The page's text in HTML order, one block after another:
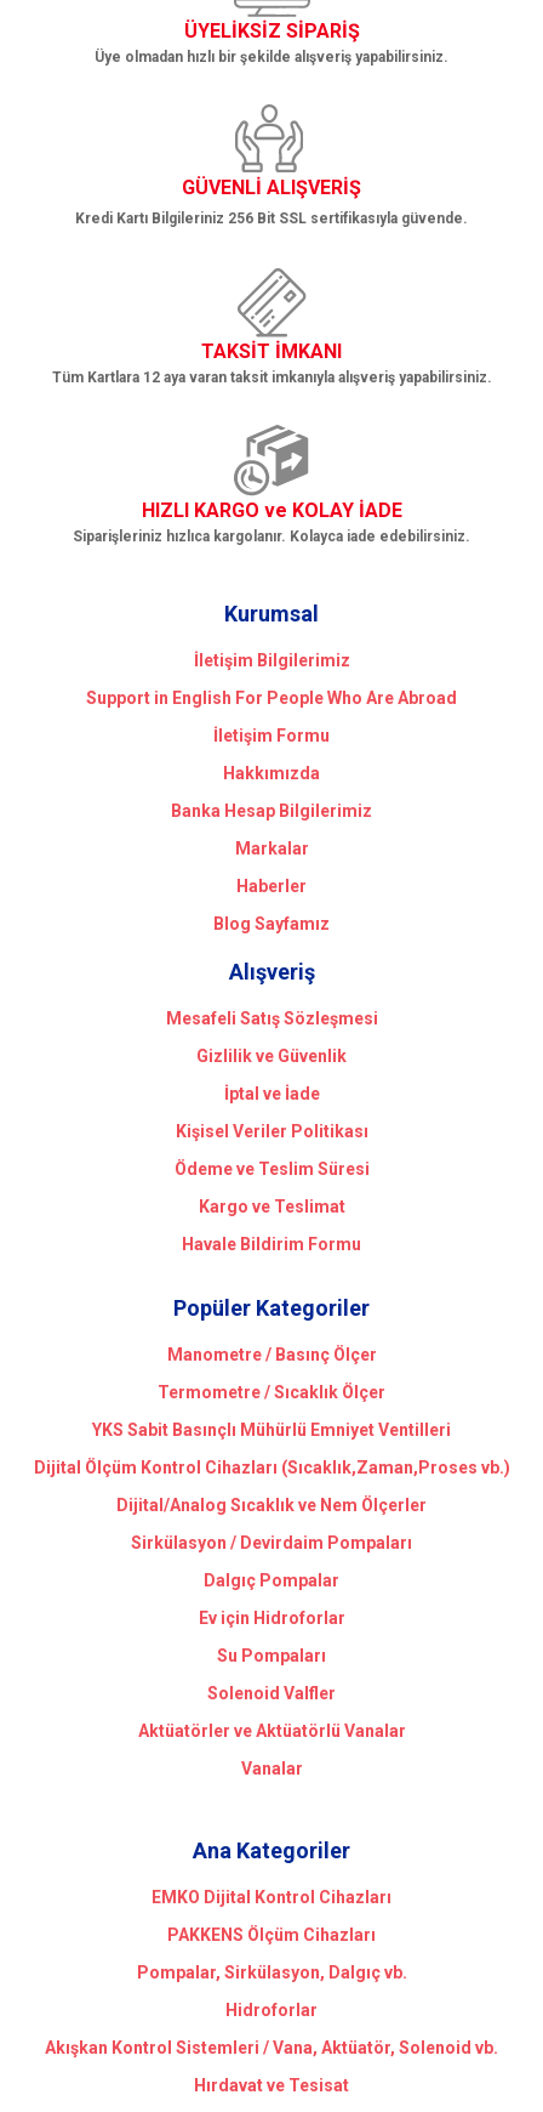
Gönder
ÜYELİKSİZ SİPARİŞ
Üye olmadan hızlı bir şekilde alışveriş yapabilirsiniz.
GÜVENLİ ALIŞVERİŞ
Kredi Kartı Bilgileriniz 256 Bit SSL sertifikasıyla güvende.
TAKSİT İMKANI
Tüm Kartlara 12 aya varan taksit imkanıyla alışveriş yapabilirsiniz.
HIZLI KARGO ve KOLAY İADE
Siparişleriniz hızlıca kargolanır. Kolayca iade edebilirsiniz.
Kurumsal
İletişim Bilgilerimiz
Support in English For People Who Are Abroad
İletişim Formu
Hakkımızda
Banka Hesap Bilgilerimiz
Markalar
Haberler
Blog Sayfamız
Alışveriş
Mesafeli Satış Sözleşmesi
Gizlilik ve Güvenlik
İptal ve İade
Kişisel Veriler Politikası
Ödeme ve Teslim Süresi
Kargo ve Teslimat
Havale Bildirim Formu
Popüler Kategoriler
Manometre / Basınç Ölçer
Termometre / Sıcaklık Ölçer
YKS Sabit Basınçlı Mühürlü Emniyet Ventilleri
Dijital Ölçüm Kontrol Cihazları (Sıcaklık,Zaman,Proses vb.)
Dijital/Analog Sıcaklık ve Nem Ölçerler
Sirkülasyon / Devirdaim Pompaları
Dalgıç Pompalar
Ev için Hidroforlar
Su Pompaları
Solenoid Valfler
Aktüatörler ve Aktüatörlü Vanalar
Vanalar
Ana Kategoriler
EMKO Dijital Kontrol Cihazları
PAKKENS Ölçüm Cihazları
Pompalar, Sirkülasyon, Dalgıç vb.
Hidroforlar
Akışkan Kontrol Sistemleri / Vana, Aktüatör, Solenoid vb.
Hırdavat ve Tesisat